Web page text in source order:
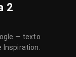
2
— texto
Inspiration.